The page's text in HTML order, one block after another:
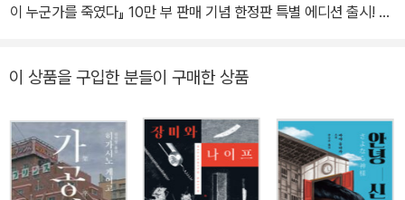
이 누군가를 죽였다』 10만 부 판매 기념 한정판 특별 에디션 출시! 일
0개월 만에 10만 부 판매를 기록했다. 〈가가 형사 시리즈〉 열두 번째
작품으로 ‘황금시대 미스터리’를 구현한 걸작이라는 호평을 받으며 2
023년 일본 서점 미스터리 분야 판매 1위를 석권한 소설은, 2024년
국내 출간 즉시 교보문고·알라딘 종합 베스트 1위, 예스24 종합 3위
라는 독보적인 성적을 달성하며 베스트셀러가 되었다. 『당신이 누군
이 상품을 구입한 분들이 구매한 상품